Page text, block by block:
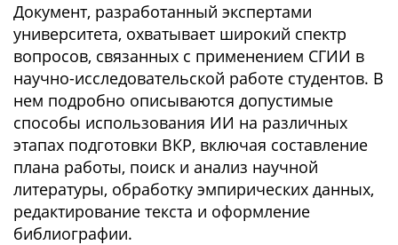
Документ, разработанный экспертами
университета, охватывает широкий спектр
вопросов, связанных с применением СГИИ в
научно-исследовательской работе студентов. В
нем подробно описываются допустимые
способы использования ИИ на различных
этапах подготовки ВКР, включая составление
плана работы, поиск и анализ научной
литературы, обработку эмпирических данных,
редактирование текста и оформление
библиографии.